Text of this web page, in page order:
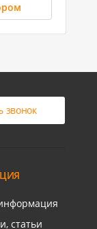
звонок
статьи